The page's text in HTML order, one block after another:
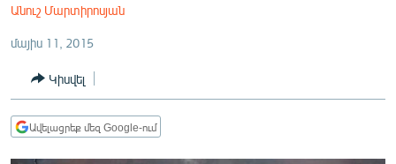
ՏՆՏԵՍՈՒԹՅՈՒՆ
ՂԱՐԱԲԱՂ
Անուշ Մարտիրոսյան
մայիս 11, 2015
Կիսվել
Ավելացրեք մեզ Google-ում